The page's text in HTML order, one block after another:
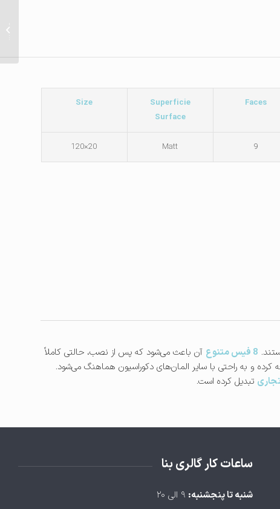
Faces
Superficie
Surface
Size
9
Matt
20×120
8 فیس متنوع
آن باعث می‌شود که پس از نصب، حالتی کاملاً
و به راحتی با سایر المان‌های دکوراسیون هماهنگ می‌شود.
تبدیل کرده است.
ساعات کار گالری بنا
شنبه تا پنجشنبه:
با